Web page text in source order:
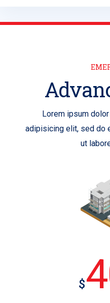
Lorem ipsum
adipisicing elit, sed do
ut
$